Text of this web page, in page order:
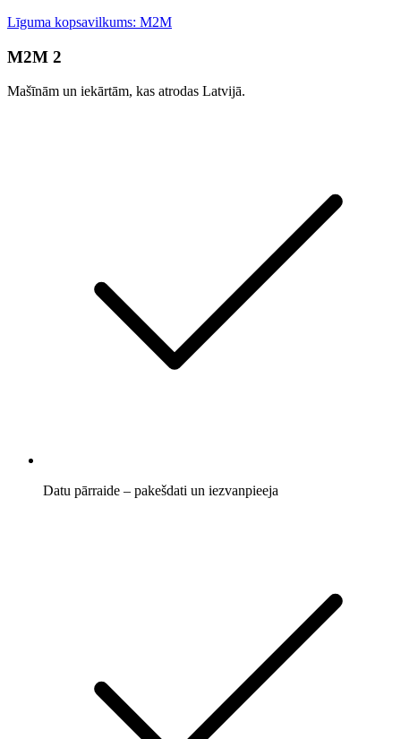
Līguma kopsavilkums: M2M
M2M 2
Mašīnām un iekārtām, kas atrodas Latvijā.
Datu pārraide – pakešdati un iezvanpieeja